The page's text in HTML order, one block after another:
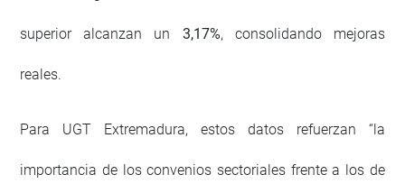
superior alcanzan un 3,17%, consolidando mejoras
reales.
Para UGT Extremadura, estos datos refuerzan “la
importancia de los convenios sectoriales frente a los de